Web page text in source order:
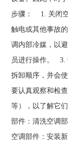
步骤： 1. 关闭空
触电或其他事故
调内部冷媒，以
员进行操作。 3.
拆卸顺序，并会
要认真观察和检
等），以了解它
部件：清洗空调
空调部件：安装